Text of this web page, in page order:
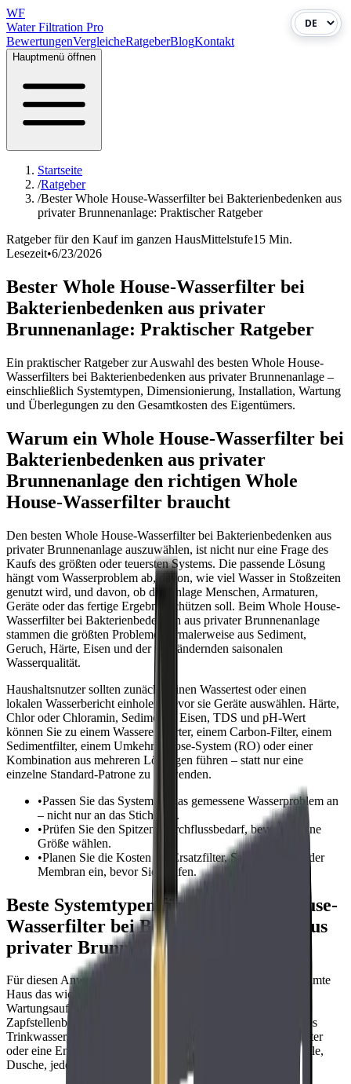
WF
Water Filtration Pro
BewertungenVergleicheRatgeberBlogKontakt
Hauptmenü öffnen
Startseite
/Ratgeber
/Bester Whole House-Wasserfilter bei Bakterienbedenken aus
privater Brunnenanlage: Praktischer Ratgeber
Ratgeber für den Kauf im ganzen HausMittelstufe15 Min.
Lesezeit•6/23/2026
Bester Whole House-Wasserfilter bei
Bakterienbedenken aus privater
Brunnenanlage: Praktischer Ratgeber
Ein praktischer Ratgeber zur Auswahl des besten Whole House-
Wasserfilters bei Bakterienbedenken aus privater Brunnenanlage –
einschließlich Systemtypen, Dimensionierung, Installation, Wartung
und Überlegungen zu den Gesamtkosten des Eigentümers.
Warum ein Whole House-Wasserfilter bei
Bakterienbedenken aus privater
Brunnenanlage den richtigen Whole
House-Wasserfilter braucht
Den besten Whole House-Wasserfilter bei Bakterienbedenken aus
privater Brunnenanlage auszuwählen, ist nicht nur eine Frage des
Kaufs des größten oder teuersten Systems. Die passende Lösung
hängt vom Wasserproblem ab, davon, wie viel Wasser in Stoßzeiten
genutzt wird, und davon, ob die Anlage Menschen, Armaturen,
Geräte oder das fertige Ergebnis schützen soll. Beim Whole House-
Wasserfilter bei Bakterienbedenken aus privater Brunnenanlage
stammen die größten Probleme normalerweise aus Sediment,
Geruch, Härte, Eisen und der sich ändernden saisonalen
Wasserqualität.
Haushaltsnutzer sollten zunächst einen Wassertest oder einen
lokalen Wasserbericht einholen, bevor sie Geräte auswählen. Härte,
Chlor oder Chloramin, Sedimente, Eisen, TDS und pH-Wert
können Sie zu einem Wasserenthärter, einem Carbon-Filter, einem
Sedimentfilter, einem Umkehrosmose-System (RO) oder einer
Kombination aus mehreren Lösungen führen – statt nur eine
einzelne Standard-Patrone zu verwenden.
•Passen Sie das System an das gemessene Wasserproblem an
– nicht nur an das Stichwort.
•Prüfen Sie den Spitzen-Durchflussbedarf, bevor Sie eine
Größe wählen.
•Planen Sie die Kosten für Ersatzfilter, Salz, Medium oder
Membran ein, bevor Sie kaufen.
Beste Systemtypen für den Whole House-
Wasserfilter bei Bakterienbedenken aus
privater Brunnenanlage
Für diesen Anwendungsfall sollte ein Wasserfilter für das gesamte
Haus das wichtigste Wasserproblem lösen, ohne zusätzlichen
Wartungsaufwand zu verursachen. Ein Filter für den
Zapfstellenbedarf ist meist ausreichend, wenn das Ziel besseres
Trinkwasser, Kaffee oder Eiswasser ist. Ein Whole-House-Filter
oder eine Enthärtungsanlage ergibt mehr Sinn, wenn jede Spüle,
Dusche, jedes Gerät oder jede Waschstation betroffen ist.